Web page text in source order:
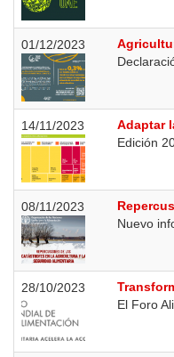
01/12/2023
14/11/2023
Adaptar
Edición
08/11/2023
Nuevo
28/10/2023
El Foro